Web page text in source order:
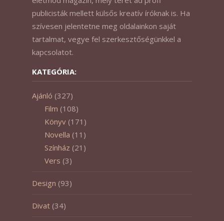
publicisták mellett külsős kreatív íróknak is. Ha
szívesen jelentetne meg oldalainkon saját
tartalmat, vegye fel szerkesztőségünkkel a
kapcsolatot.
KATEGÓRIA:
Ajánló (327)
Film (108)
Könyv (171)
Novella (11)
Színház (21)
Vers (3)
Design (93)
Divat (34)